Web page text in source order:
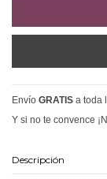
Envío GRATIS a toda
Y si no te convence
Descripción